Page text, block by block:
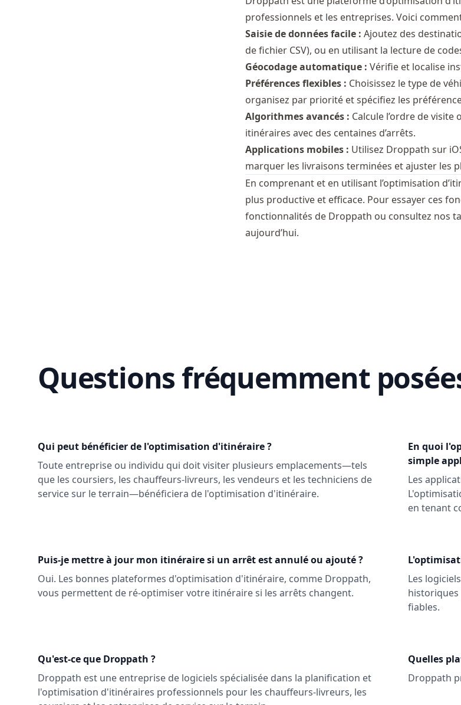
professionnels et les entreprises. Voici
Saisie de données facile : Ajoutez des
de fichier CSV), ou en utilisant la lecture de
Géocodage automatique : Vérifie et localise
Préférences flexibles : Choisissez letype de
organisez par priorité et spécifiez les
Algorithmes avancés : Calcule l’ordre de
itinéraires avec des centaines d’arrêts.
Applications mobiles : Utilisez Droppath sur
marquer les livraisons terminées et ajuster les
En comprenant et en utilisant l’optimisation
plus productive et efficace. Pour essayer ces
fonctionnalités de Droppath ou consultez nos
aujourd’hui.
Questions fréquemment
Qui peut bénéficier de l'optimisation d'itinéraire ?
Toute entreprise ou individu qui doit visiter plusieurs emplacements—tels
que les coursiers, les chauffeurs-livreurs, les vendeurs et les techniciens de
service sur le terrain—bénéficiera de l'optimisation d'itinéraire.
En quoi
simple
Les
en tenant
Puis-je mettre à jour mon itinéraire si un arrêt est annulé ou ajouté ?
Oui. Les bonnes plateformes d'optimisation d'itinéraire, comme Droppath,
vous permettent de ré-optimiser votre itinéraire si les arrêts changent.
Les
historiques
fiables.
Qu'est-ce que Droppath ?
Droppath est une entreprise de logiciels spécialisée dans la planification et
l'optimisation d'itinéraires professionnels pour les chauffeurs-livreurs, les
Quelles
Droppath